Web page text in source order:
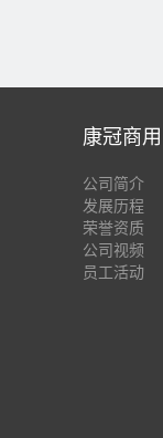
康冠商用
公司简介
发展历程
荣誉资质
公司视频
员工活动